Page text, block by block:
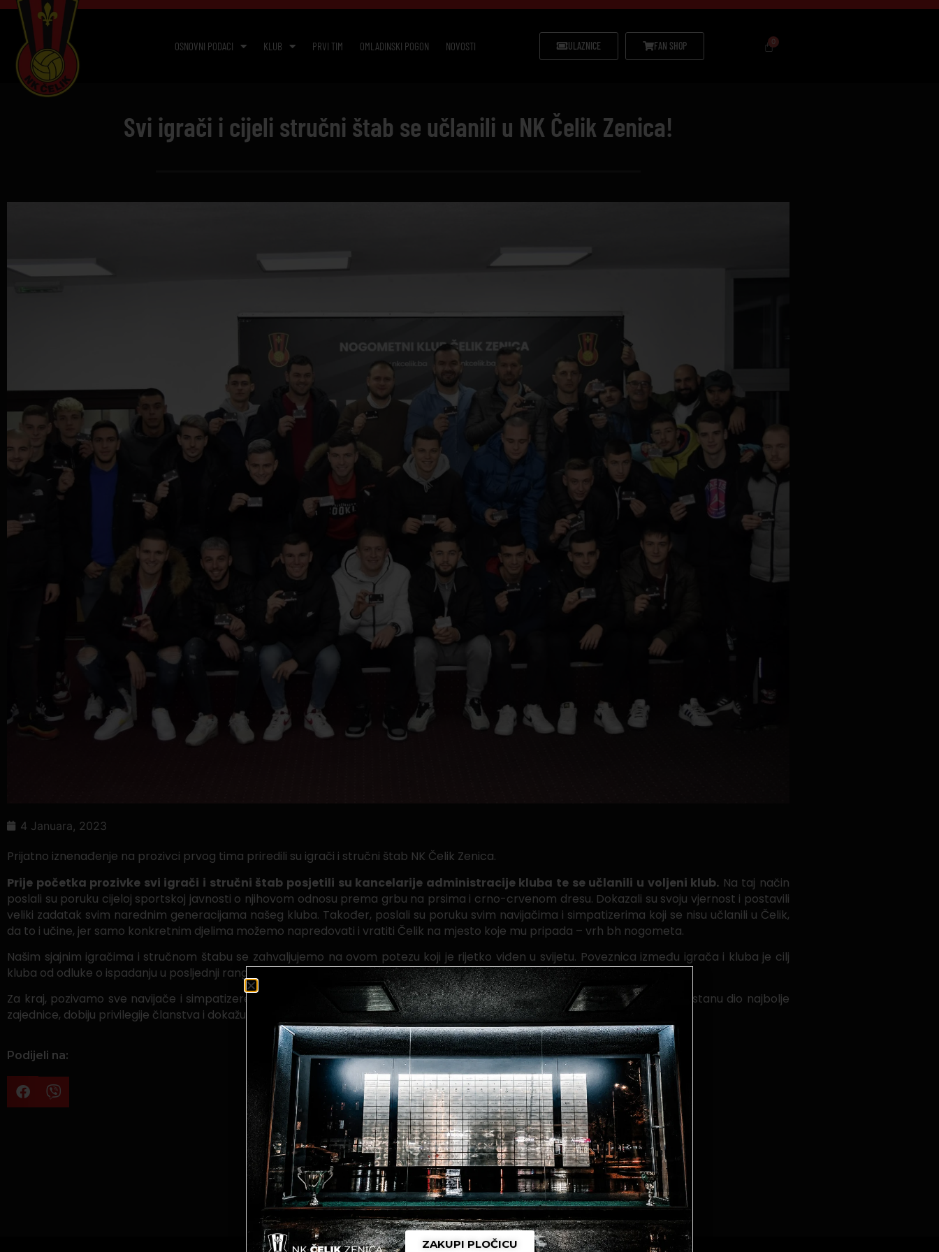
OSNOVNI PODACI KLUB PRVI TIM OMLADINSKI POGON NOVOSTI ULAZNICE FAN SHOP
Svi igrači i cijeli stručni štab se učlanili u NK Čelik Zenica!
4 Januara, 2023
Prijatno iznenađenje na prozivci prvog tima priredili su igrači i stručni štab NK Čelik Zenica.
Prije početka prozivke svi igrači i stručni štab posjetili su kancelarije administracije kluba te se učlanili u voljeni klub. Na taj način
poslali su poruku cijeloj sportskoj javnosti o njihovom odnosu prema grbu na prsima i crno-crvenom dresu. Dokazali su svoju vjernost i postavili
veliki zadatak svim narednim generacijama našeg kluba. Također, poslali su poruku svim navijačima i simpatizerima koji se nisu učlanili u Čelik,
da to i učine, jer samo konkretnim djelima možemo napredovati i vratiti Čelik na mjesto koje mu pripada – vrh bh nogometa.
Našim sjajnim igračima i stručnom štabu se zahvaljujemo na ovom potezu koji je rijetko viđen u svijetu. Poveznica između igrača i kluba je cilj
kluba od odluke o ispadanju u posljednji rang takmičenja.
Za kraj, pozivamo sve navijače i simpatizere da se učlane u voljeni klub i tako podrže najpozitivniju priču u našem gradu, postanu dio najbolje
zajednice, dobiju privilegije članstva i dokažu vjernost voljenom klubu!
Podijeli na:
ZAKUPI PLOČICU